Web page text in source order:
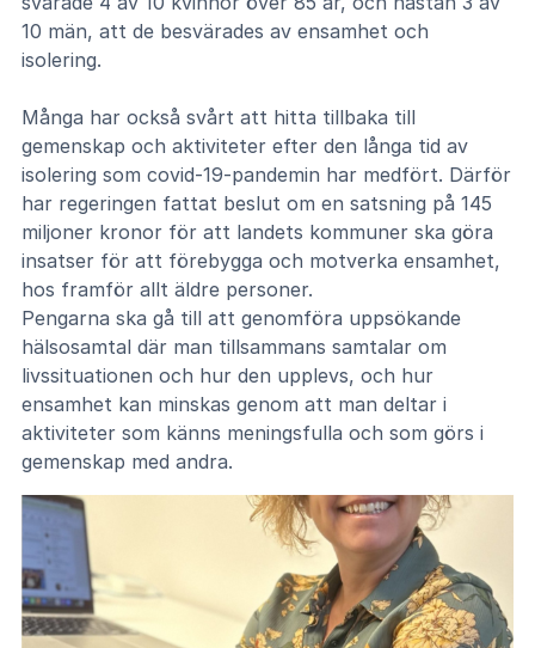
10 män, att de besvärades av ensamhet och
isolering.
Många har också svårt att hitta tillbaka till
gemenskap och aktiviteter efter den långa tid av
isolering som covid-19-pandemin har medfört. Därför
har regeringen fattat beslut om en satsning på 145
miljoner kronor för att landets kommuner ska göra
insatser för att förebygga och motverka ensamhet,
hos framför allt äldre personer.
Pengarna ska gå till att genomföra uppsökande
hälsosamtal där man tillsammans samtalar om
livssituationen och hur den upplevs, och hur
ensamhet kan minskas genom att man deltar i
aktiviteter som känns meningsfulla och som görs i
gemenskap med andra.